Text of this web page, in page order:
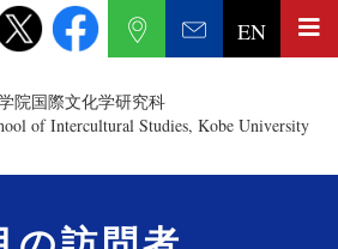
院国際文化学研究科
of Intercultural Studies, Kobe University
EN